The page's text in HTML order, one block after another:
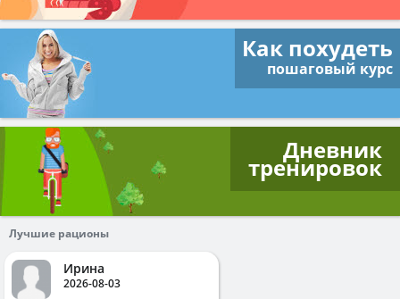
Как похудеть
пошаговый курс
Дневник
тренировок
Лучшие рационы
Ирина
2026-08-03